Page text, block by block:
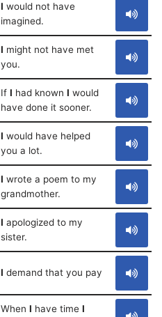
I would not have
imagined.
I might not have met
you.
If I had known I would
have done it sooner.
I would have helped
you a lot.
I wrote a poem to my
grandmother.
I apologized to my
sister.
I demand that you pay
When I have time I